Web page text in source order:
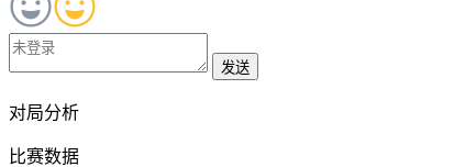
发送
对局分析
比赛数据